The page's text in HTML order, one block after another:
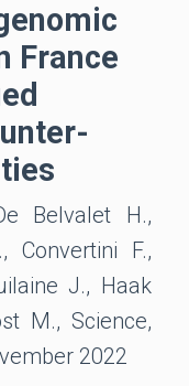
France
Belvalet H.,
Convertini F.,
J., Haak
M., Science,
2022